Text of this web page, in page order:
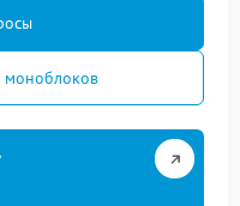
моноблоков